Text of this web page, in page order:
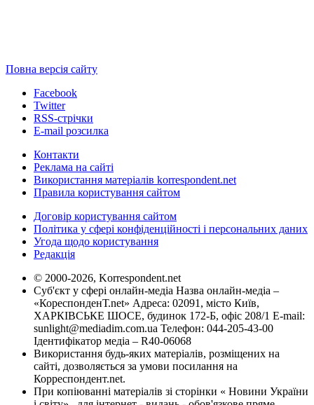
Повна версія сайту
Facebook
Twitter
RSS-стрічки
E-mail розсилка
Контакти
Реклама на сайті
Використання матеріалів korrespondent.net
Правила користування сайтом
Договір користування сайтом
Політика у сфері конфіденційності і персональних даних
Угода щодо користування
Редакція
© 2000-2026, Korrespondent.net
Суб'єкт у сфері онлайн-медіа Назва онлайн-медіа –
«КореспонденТ.net» Адреса: 02091, місто Київ,
ХАРКІВСЬКЕ ШОСЕ, будинок 172-Б, офіс 208/1 E-mail:
sunlight@mediadim.com.ua Телефон: 044-205-43-00
Ідентифікатор медіа – R40-06068
Використання будь-яких матеріалів, розміщених на
сайті, дозволяється за умови посилання на
Корреспондент.net.
При копіюванні матеріалів зі сторінки « Новини України